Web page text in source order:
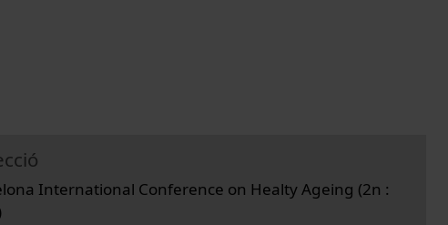
International Conference on Healty Ageing (2n :